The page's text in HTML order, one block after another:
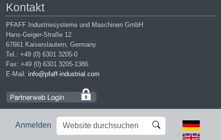
Anmelden
Website
durchsuchen
Erweiterte
Suche…
Kontakt
PFAFF Industriesysteme und Maschinen GmbH
Hans-Geiger-Straße 12
67661 Kaiserslautern, Germany
Tel.: +49 (0) 6301 3205-0
Fax: +49 (0) 6301 3205-1386
E-Mail: info@pfaff-industrial.com